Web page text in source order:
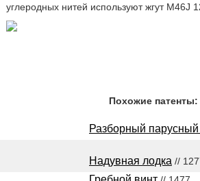
углеродных нитей используют жгут M46J
Похожие патенты:
Разборный
Надувная лодка //